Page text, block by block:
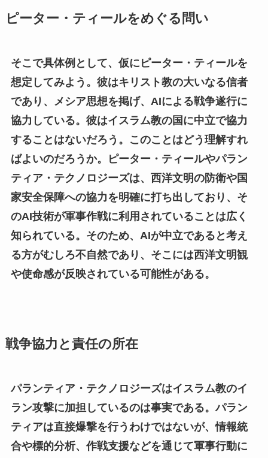
ピーター・ティールをめぐる問い
そこで具体例として、仮にピーター・ティールを
想定してみよう。彼はキリスト教の大いなる信者
であり、メシア思想を掲げ、AIによる戦争遂行に
協力している。彼はイスラム教の国に中立で協力
することはないだろう。このことはどう理解すれ
ばよいのだろうか。ピーター・ティールやパラン
ティア・テクノロジーズは、西洋文明の防衛や国
家安全保障への協力を明確に打ち出しており、そ
のAI技術が軍事作戦に利用されていることは広く
知られている。そのため、AIが中立であると考え
る方がむしろ不自然であり、そこには西洋文明観
や使命感が反映されている可能性がある。
戦争協力と責任の所在
パランティア・テクノロジーズはイスラム教のイ
ラン攻撃に加担しているのは事実である。パラン
ティアは直接爆撃を行うわけではないが、情報統
合や標的分析、作戦支援などを通じて軍事行動に